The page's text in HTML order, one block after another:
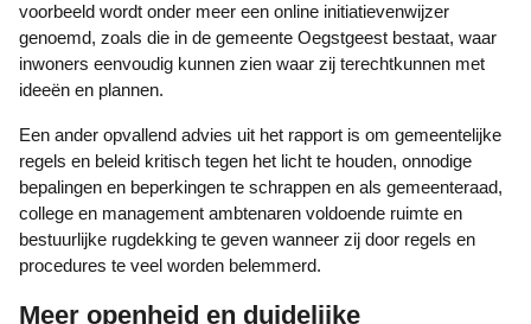
voorbeeld wordt onder meer een online initiatievenwijzer
genoemd, zoals die in de gemeente Oegstgeest bestaat, waar
inwoners eenvoudig kunnen zien waar zij terechtkunnen met
ideeën en plannen.
Een ander opvallend advies uit het rapport is om gemeentelijke
regels en beleid kritisch tegen het licht te houden, onnodige
bepalingen en beperkingen te schrappen en als gemeenteraad,
college en management ambtenaren voldoende ruimte en
bestuurlijke rugdekking te geven wanneer zij door regels en
procedures te veel worden belemmerd.
Meer openheid en duidelijke